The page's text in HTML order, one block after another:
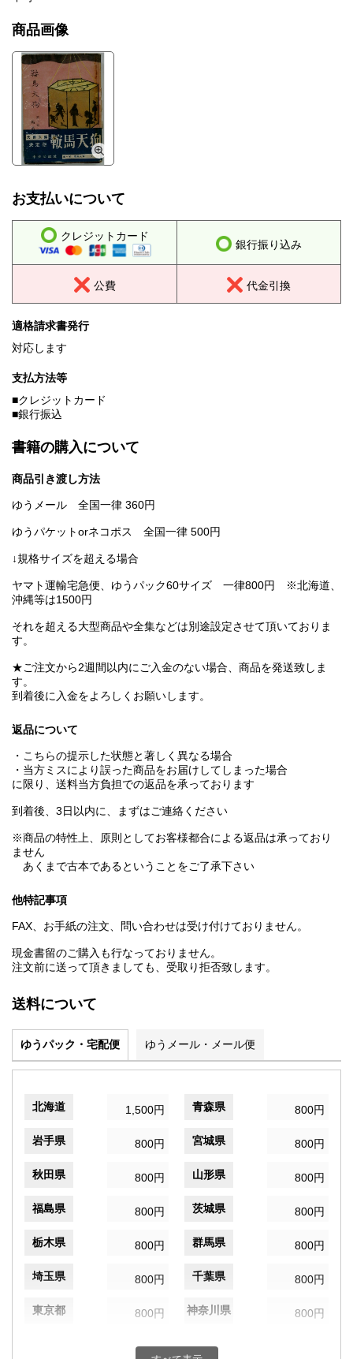
商品画像
お支払いについて
クレジットカード
銀行振り込み
公費 代金引換
適格請求書発行
対応します
支払方法等
■クレジットカード
■銀行振込
書籍の購入について
商品引き渡し方法
ゆうメール 全国一律 360円
ゆうパケットorネコポス 全国一律 500円
↓規格サイズを超える場合
ヤマト運輸宅急便、ゆうパック60サイズ 一律800円 ※北海道、
沖縄等は1500円
それを超える大型商品や全集などは別途設定させて頂いておりま
す。
★ご注文から2週間以内にご入金のない場合、商品を発送致しま
す。
到着後に入金をよろしくお願いします。
返品について
・こちらの提示した状態と著しく異なる場合
・当方ミスにより誤った商品をお届けしてしまった場合
に限り、送料当方負担での返品を承っております
到着後、3日以内に、まずはご連絡ください
※商品の特性上、原則としてお客様都合による返品は承っており
ません
あくまで古本であるということをご了承下さい
他特記事項
FAX、お手紙の注文、問い合わせは受け付けておりません。
現金書留のご購入も行なっておりません。
注文前に送って頂きましても、受取り拒否致します。
送料について
ゆうパック・宅配便 ゆうメール・メール便
北海道 1,500円 青森県 800円
岩手県 800円 宮城県 800円
秋田県 800円 山形県 800円
福島県 800円 茨城県 800円
栃木県 800円 群馬県 800円
埼玉県 800円 千葉県 800円
東京都 800円 神奈川県 800円
800円 富山県